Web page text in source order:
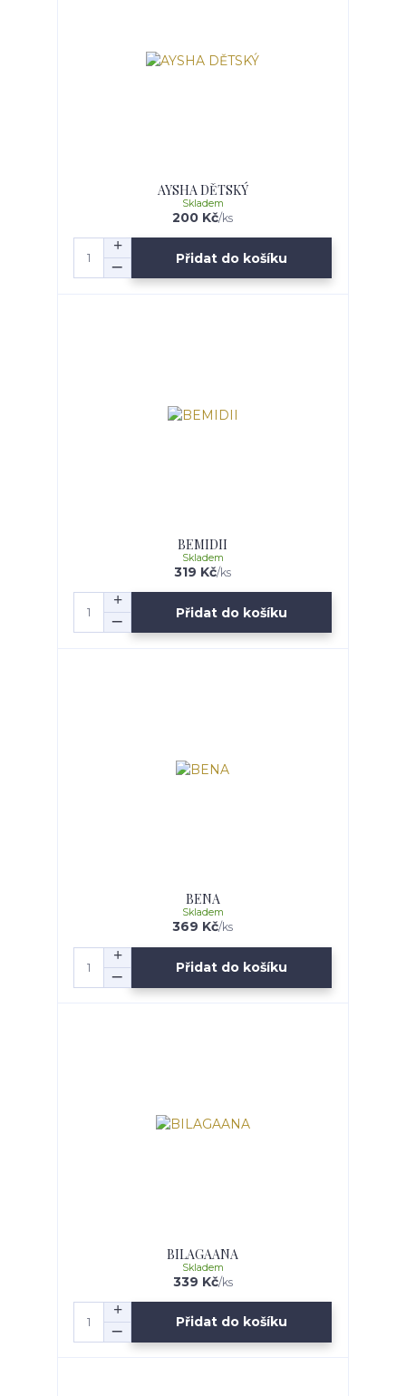
AYSHA DĚTSKÝ
200 Kč/ks
Skladem
Přidat do košíku
BEMIDII
319 Kč/ks
Skladem
Přidat do košíku
BENA
369 Kč/ks
Skladem
Přidat do košíku
BILAGAANA
339 Kč/ks
Skladem
Přidat do košíku